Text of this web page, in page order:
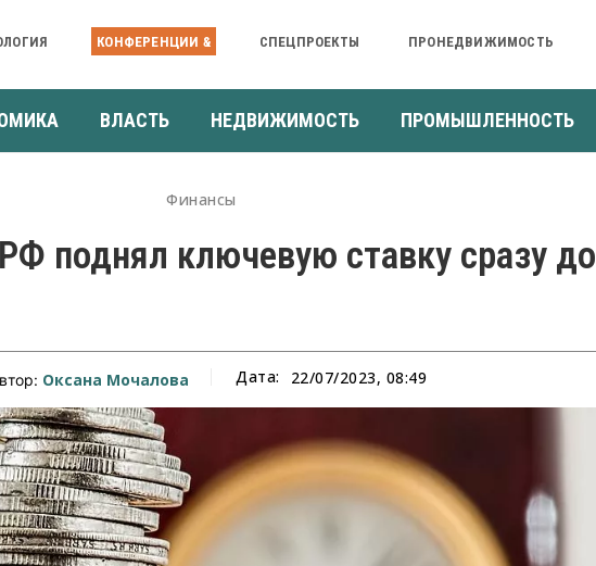
КОНФЕРЕНЦИИ & СПЕЦПРОЕКТЫ ПРОНЕДВИЖИМОСТЬ
ВЛАСТЬ НЕДВИЖИМОСТЬ ПРОМЫШЛЕННОСТЬ
Финансы
поднял ключевую ставку сразу до
Оксана Мочалова Дата: 22/07/2023, 08:49